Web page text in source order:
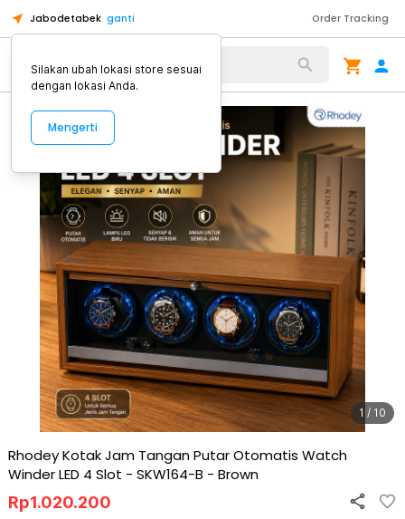
Jabodetabek ganti Order Tracking
Alat Kopi
1 / 10
Rhodey Kotak Jam Tangan Putar Otomatis Watch
Winder LED 4 Slot - SKW164-B - Brown
Rp1.020.200
Silakan ubah lokasi store sesuai
dengan lokasi Anda.
Mengerti